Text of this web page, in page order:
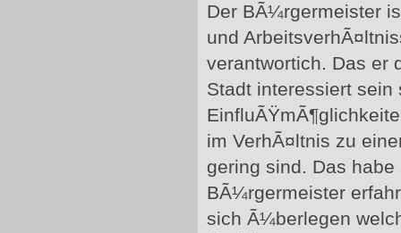
Der BÃ¼rgermeister
und
verantwortich. Das er
Stadt interessiert
im VerhÃ¤ltnis zu
gering sind. Das
BÃ¼rgermeister
sich Ã¼berlegen